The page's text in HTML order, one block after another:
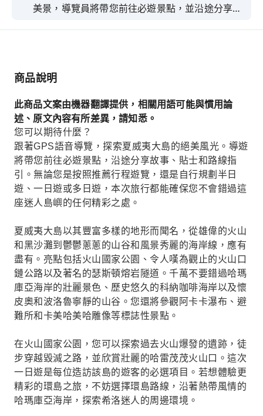
美景，導覽員將帶您前往必遊景點，並沿途分享故
商品說明
此商品文案由機器翻譯提供，相關用語可能與慣用論
述、原文內容有所差異，請知悉。
您可以期待什麼？
跟著GPS語音導覽，探索夏威夷大島的絕美風光。導遊
將帶您前往必遊景點，沿途分享故事、貼士和路線指
引。無論您是按照推薦行程遊覽，還是自行規劃半日
遊、一日遊或多日遊，本次旅行都能確保您不會錯過這
座迷人島嶼的任何精彩之處。
夏威夷大島以其豐富多樣的地形而聞名，從雄偉的火山
和黑沙灘到鬱鬱蔥蔥的山谷和風景秀麗的海岸線，應有
盡有。亮點包括火山國家公園、令人嘆為觀止的火山口
鏈公路以及著名的瑟斯頓熔岩隧道。千萬不要錯過哈瑪
庫亞海岸的壯麗景色、歷史悠久的科納咖啡海岸以及懷
皮奧和波洛魯寧靜的山谷。您還將參觀阿卡卡瀑布、避
難所和卡美哈美哈雕像等標誌性景點。
在火山國家公園，您可以探索過去火山爆發的遺跡，徒
步穿越毀滅之路，並欣賞壯麗的哈雷茂茂火山口。這次
一日遊是每位造訪該島的遊客的必選項目。若想體驗更
精彩的環島之旅，不妨選擇環島路線，沿著熱帶風情的
哈瑪庫亞海岸，探索希洛迷人的周邊環境。